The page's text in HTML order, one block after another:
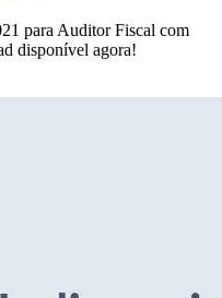
para Auditor Fiscal com
disponível agora!